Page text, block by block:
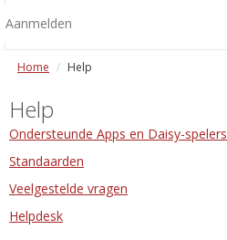
Aanmelden
Home Help
Help
Ondersteunde Apps en Daisy-spelers
Standaarden
Veelgestelde vragen
Helpdesk